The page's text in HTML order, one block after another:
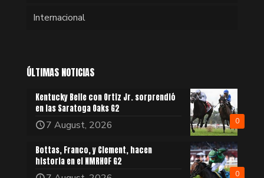
Internacional
ÚLTIMAS NOTICIAS
0
Kentucky Belle con Ortiz Jr. sorprendió
en las Saratoga Oaks G2
7 August, 2026
0
Bottas, Franco, y Clement, hacen
historia en el NMRHOF G2